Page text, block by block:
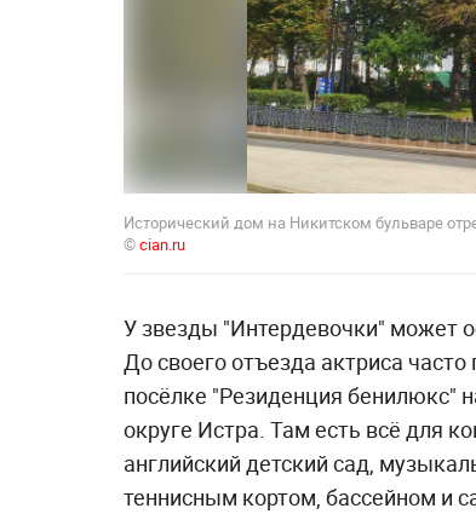
Исторический дом на Никитском бульваре
©cian.ru
У звезды "Интердевочки" может
До своего отъезда актриса
посёлке "Резиденция бенилюкс"
округе Истра. Там есть всё для
английский детский сад,
теннисным кортом, бассейном и